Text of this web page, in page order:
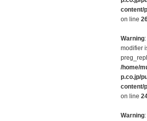
content/
on line
Warning
modifier
/home/
p.co.jp/
content/
on line
Warning